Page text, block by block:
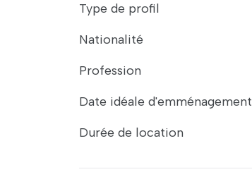
Type de profil
Nationalité
Profession
Date idéale d'emménagement
Durée de location